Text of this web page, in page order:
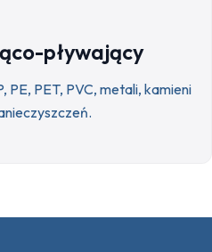
pływający
PE, PET, PVC, metali, kamieni